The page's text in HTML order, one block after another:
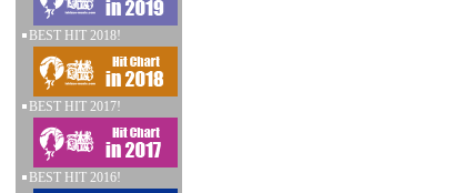
BEST HIT 2018!
BEST HIT 2017!
BEST HIT 2016!